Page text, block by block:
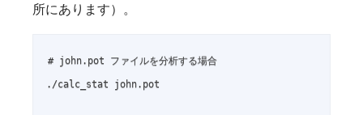
所にあります）。
# john.pot ファイルを分析する場合
./calc_stat john.pot